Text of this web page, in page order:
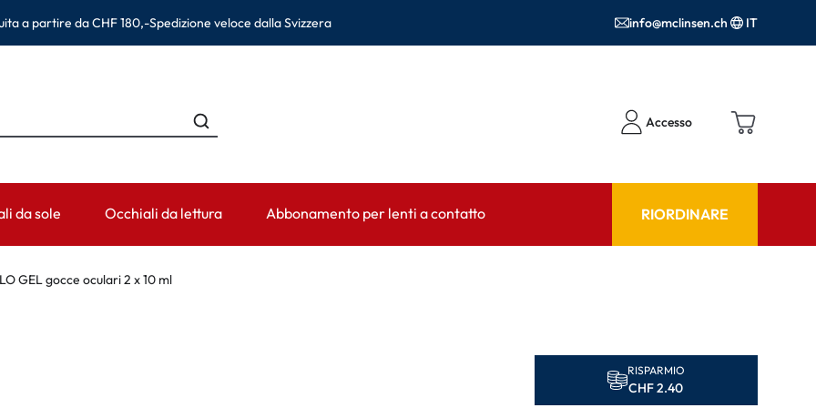
a partire da CHF 180,-Spedizione veloce dalla Svizzera info@mclinsen.ch IT
Accesso
PERIODO DI USURA
CATEGORIA
da sole
Eyewear
Occhiali da lettura Abbonamento per lenti a contatto RIORDINARE
GEL gocce oculari 2 x 10 ml
RISPARMIO
CHF 2.40